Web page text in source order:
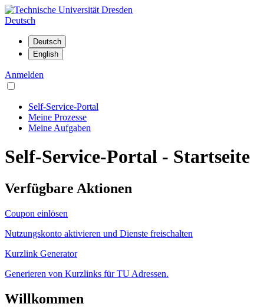
Deutsch
Anmelden
Self-Service-Portal
Meine Prozesse
Meine Aufgaben
Self-Service-Portal - Startseite
Verfügbare Aktionen
Coupon einlösen
Nutzungskonto aktivieren und Dienste freischalten
Kurzlink Generator
Generieren von Kurzlinks für TU Adressen.
Willkommen